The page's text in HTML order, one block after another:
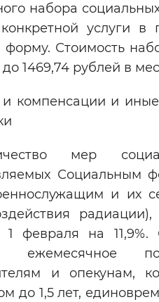
набора
услуги в
Стоимость
1469,74 рублей в
и компенсации и
мер
Социальным
и их
радиации),
1 февраля на 11,9%.
и опекунам,
до 1,5 лет,